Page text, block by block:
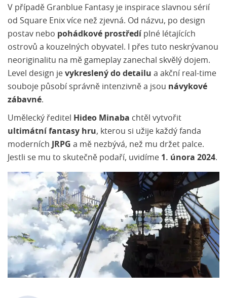
V případě Granblue Fantasy je inspirace slavnou sérií
od Square Enix více než zjevná. Od názvu, po design
postav nebo pohádkové prostředí plné létajících
ostrovů a kouzelných obyvatel. I přes tuto neskrývanou
neoriginalitu na mě gameplay zanechal skvělý dojem.
Level design je vykreslený do detailu a akční real-time
souboje působí správně intenzivně a jsou návykové
zábavné.
Umělecký ředitel Hideo Minaba chtěl vytvořit
ultimátní fantasy hru, kterou si užije každý fanda
moderních
JRPG a mě nezbývá, než mu držet palce.
Jestli se mu to skutečně podaří, uvidíme 1. února 2024.